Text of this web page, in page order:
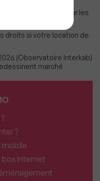
change vraiment pour les
droits si votre location de
(Observatoire Interkab)
marché
?
mobile
Internet